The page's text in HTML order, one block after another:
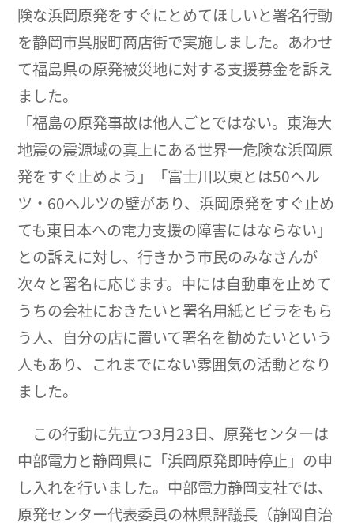
険な浜岡原発をすぐにとめてほしいと署名行動
を静岡市呉服町商店街で実施しました。あわせ
て福島県の原発被災地に対する支援募金を訴え
ました。
「福島の原発事故は他人ごとではない。東海大
地震の震源域の真上にある世界一危険な浜岡原
発をすぐ止めよう」「富士川以東とは50ヘル
ツ・60ヘルツの壁があり、浜岡原発をすぐ止め
ても東日本への電力支援の障害にはならない」
との訴えに対し、行きかう市民のみなさんが
次々と署名に応じます。中には自動車を止めて
うちの会社におきたいと署名用紙とビラをもら
う人、自分の店に置いて署名を勧めたいという
人もあり、これまでにない雰囲気の活動となり
ました。
この行動に先立つ3月23日、原発センターは
中部電力と静岡県に「浜岡原発即時停止」の申
し入れを行いました。中部電力静岡支社では、
原発センター代表委員の林県評議長（静岡自治